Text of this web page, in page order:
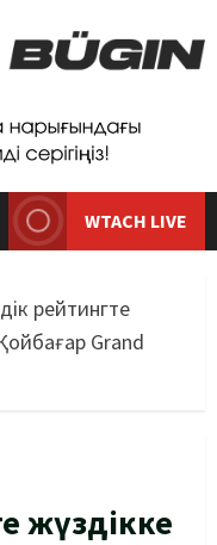
WTACH LIVE
рейтингте
Grand
жүздікке